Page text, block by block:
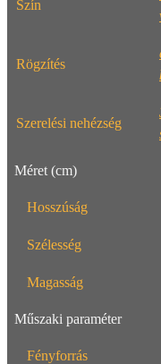
Szín
Rögzítés
Szerelési nehézség
Méret (cm)
Hosszúság
Szélesség
Magasság
Műszaki paraméter
Fényforrás